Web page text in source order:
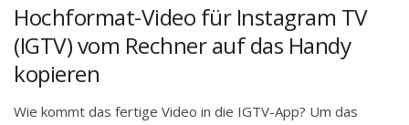
Hochformat-Video für Instagram TV
(IGTV) vom Rechner auf das Handy
kopieren
Wie kommt das fertige Video in die IGTV-App? Um das